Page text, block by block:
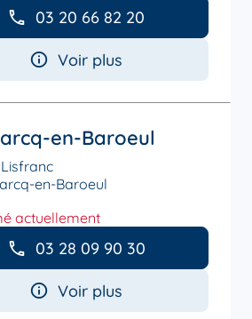
03 20 66 82 20
Voir plus
en-Baroeul
en-Baroeul
actuellement
03 28 09 90 30
Voir plus